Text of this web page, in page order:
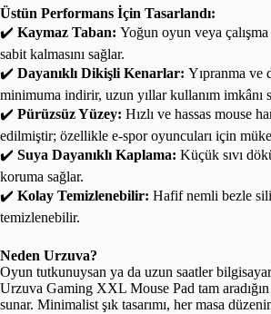
Üstün Performans İçin Tasarlandı:
✔️ Kaymaz Taban: Yoğun oyun veya çalışma
sabit kalmasını sağlar.
✔️ Dayanıklı Dikişli Kenarlar: Yıpranma ve
minimuma indirir, uzun yıllar kullanım imkânı
✔️ Pürüzsüz Yüzey: Hızlı ve hassas mouse
edilmiştir; özellikle e-spor oyuncuları için
✔️ Suya Dayanıklı Kaplama: Küçük sıvı
koruma sağlar.
✔️ Kolay Temizlenebilir: Hafif nemli bezle
temizlenebilir.
Neden Urzuva?
Oyun tutkunuysan ya da uzun saatler bilgisayar
Urzuva Gaming XXL Mouse Pad tam
sunar. Minimalist şık tasarımı, her masa